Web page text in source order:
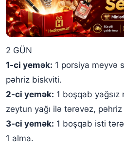
2 GÜN
1-ci yemək: 1 porsiya meyvə
pəhriz biskviti.
2-ci yemək: 1 boşqab
zeytun yağı ilə tərəvəz, pəhriz
3-ci yemək: 1 boşqab isti
1 alma.